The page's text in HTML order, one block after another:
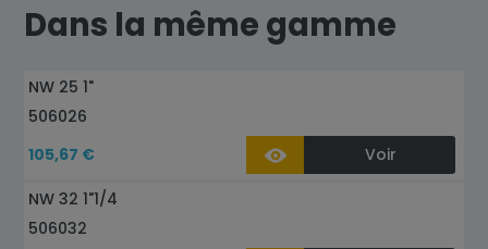
Dans la même gamme
NW 25 1"
506026
105,67 €
Voir
NW 32 1"1/4
506032